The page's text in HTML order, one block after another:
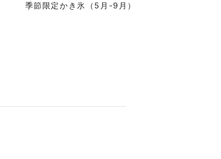
季節限定かき氷（5月-9月）